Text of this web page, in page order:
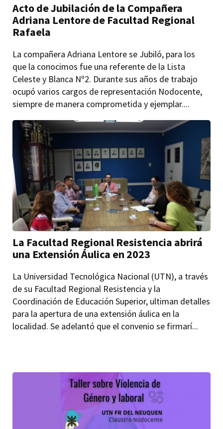
Acto de Jubilación de la Compañera
Adriana Lentore de Facultad Regional
Rafaela
La compañera Adriana Lentore se Jubiló, para los
que la conocimos fue una referente de la Lista
Celeste y Blanca Nº2. Durante sus años de trabajo
ocupó varios cargos de representación Nodocente,
siempre de manera comprometida y ejemplar....
La Facultad Regional Resistencia abrirá
una Extensión Áulica en 2023
La Universidad Tecnológica Nacional (UTN), a través
de su Facultad Regional Resistencia y la
Coordinación de Educación Superior, ultiman detalles
para la apertura de una extensión áulica en la
localidad. Se adelantó que el convenio se firmarí...